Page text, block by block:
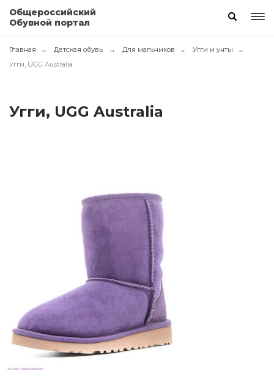
Общероссийский
Обувной портал
Главная Детская обувь Для мальчиков
Угги и унты
Угги, UGG Australia
Угги, UGG Australia